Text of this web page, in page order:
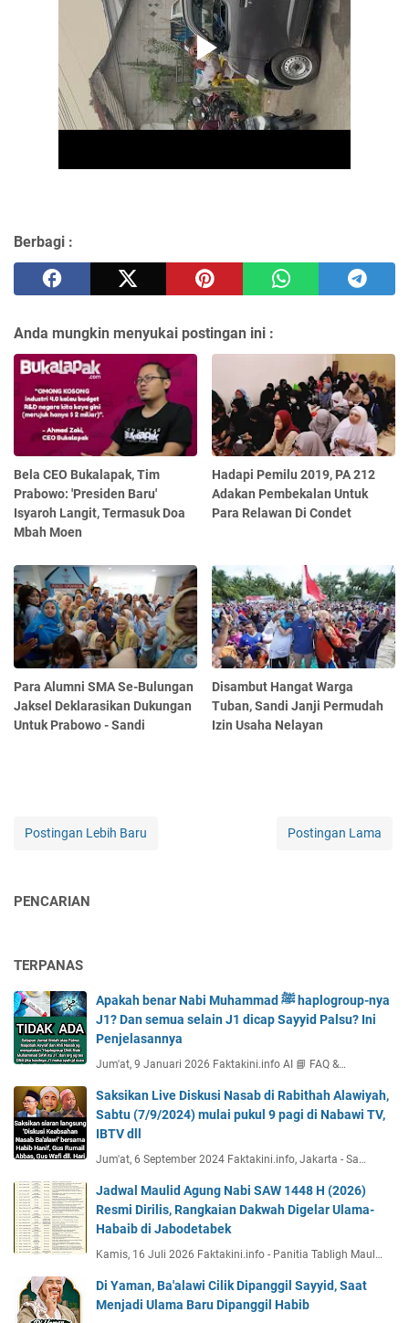
Berbagi :
Anda mungkin menyukai postingan ini :
Bela CEO Bukalapak, Tim
Prabowo: 'Presiden Baru'
Isyaroh Langit, Termasuk Doa
Mbah Moen
Hadapi Pemilu 2019, PA 212
Adakan Pembekalan Untuk
Para Relawan Di Condet
Para Alumni SMA Se-Bulungan
Jaksel Deklarasikan Dukungan
Untuk Prabowo - Sandi
Disambut Hangat Warga
Tuban, Sandi Janji Permudah
Izin Usaha Nelayan
Postingan Lebih Baru Postingan Lama
PENCARIAN
TERPANAS
Apakah benar Nabi Muhammad ﷺ haplogroup-nya
J1? Dan semua selain J1 dicap Sayyid Palsu? Ini
Penjelasannya
Jum'at, 9 Januari 2026 Faktakini.info AI 📘 FAQ &…
Saksikan Live Diskusi Nasab di Rabithah Alawiyah,
Sabtu (7/9/2024) mulai pukul 9 pagi di Nabawi TV,
IBTV dll
Jum'at, 6 September 2024 Faktakini.info, Jakarta - Sa…
Jadwal Maulid Agung Nabi SAW 1448 H (2026)
Resmi Dirilis, Rangkaian Dakwah Digelar Ulama-
Habaib di Jabodetabek
Kamis, 16 Juli 2026 Faktakini.info - Panitia Tabligh Maul…
Di Yaman, Ba'alawi Cilik Dipanggil Sayyid, Saat
Menjadi Ulama Baru Dipanggil Habib